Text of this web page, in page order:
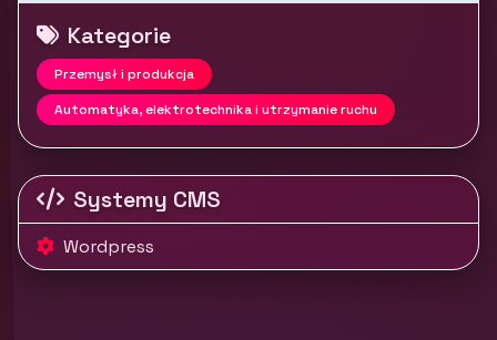
Kategorie
Przemysł i produkcja
Automatyka, elektrotechnika i utrzymanie ruchu
Systemy CMS
Wordpress